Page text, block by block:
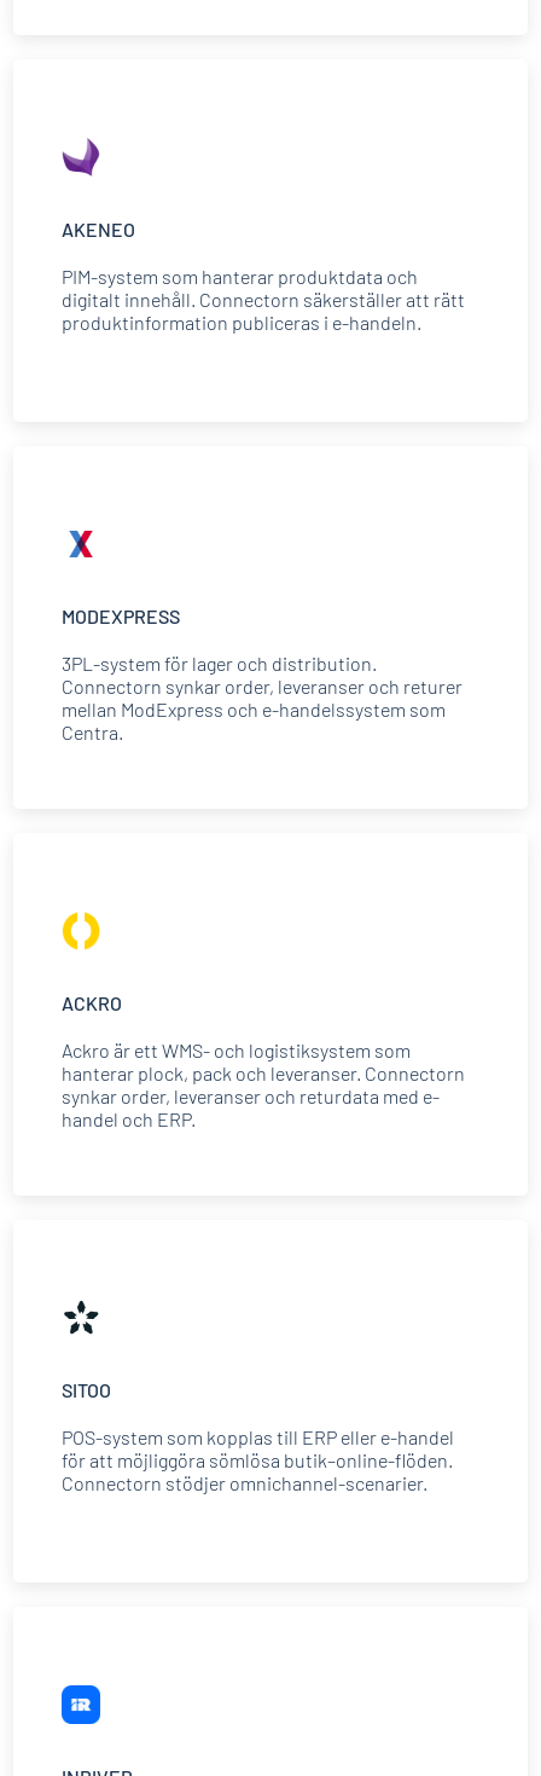
AKENEO
PIM-system som hanterar produktdata och
digitalt innehåll. Connectorn säkerställer att rätt
produktinformation publiceras i e-handeln.
MODEXPRESS
3PL-system för lager och distribution.
Connectorn synkar order, leveranser och returer
mellan ModExpress och e-handelssystem som
Centra.
ACKRO
Ackro är ett WMS- och logistiksystem som
hanterar plock, pack och leveranser. Connectorn
synkar order, leveranser och returdata med e-
handel och ERP.
SITOO
POS-system som kopplas till ERP eller e-handel
för att möjliggöra sömlösa butik–online-flöden.
Connectorn stödjer omnichannel-scenarier.